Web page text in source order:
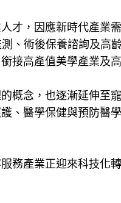
才，因應新時代產業
、術後保養諮詢及高
接高產值美學產業及
概念，也逐漸延伸至
、醫學保健與預防醫
務產業正迎來科技化